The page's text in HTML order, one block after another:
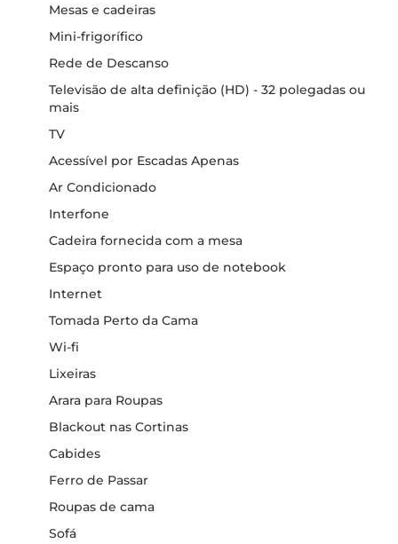
Mesas e cadeiras
Mini-frigorífico
Rede de Descanso
Televisão de alta definição (HD) - 32 polegadas ou
mais
TV
Acessível por Escadas Apenas
Ar Condicionado
Interfone
Cadeira fornecida com a mesa
Espaço pronto para uso de notebook
Internet
Tomada Perto da Cama
Wi-fi
Lixeiras
Arara para Roupas
Blackout nas Cortinas
Cabides
Ferro de Passar
Roupas de cama
Sofá